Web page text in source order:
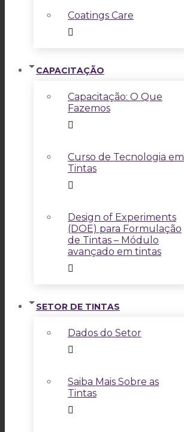
Coatings Care
CAPACITAÇÃO
Capacitação: O Que
Fazemos
Curso de Tecnologia em
Tintas
Design of Experiments
(DOE) para Formulação
de Tintas – Módulo
avançado em tintas
SETOR DE TINTAS
Dados do Setor
Saiba Mais Sobre as
Tintas